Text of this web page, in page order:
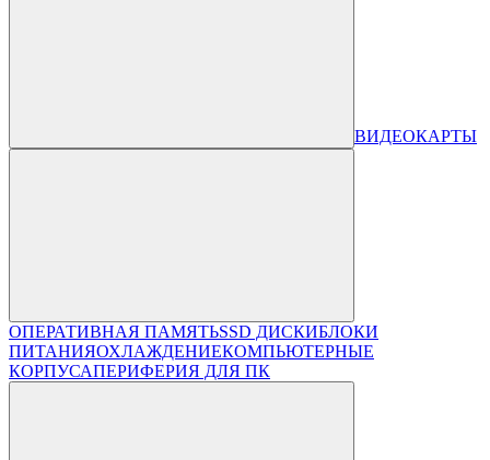
ВИДЕОКАРТЫ
ОПЕРАТИВНАЯ ПАМЯТЬSSD ДИСКИБЛОКИ
ПИТАНИЯОХЛАЖДЕНИЕКОМПЬЮТЕРНЫЕ
КОРПУСАПЕРИФЕРИЯ ДЛЯ ПК